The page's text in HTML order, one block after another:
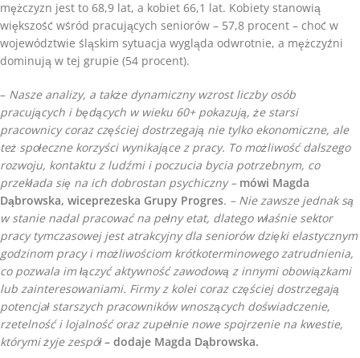
mężczyzn jest to 68,9 lat, a kobiet 66,1 lat. Kobiety stanowią
większość wśród pracujących seniorów – 57,8 procent – choć w
województwie śląskim sytuacja wygląda odwrotnie, a mężczyźni
dominują w tej grupie (54 procent).
– Nasze analizy, a także dynamiczny wzrost liczby osób
pracujących i będących w wieku 60+ pokazują, że starsi
pracownicy coraz częściej dostrzegają nie tylko ekonomiczne, ale
też społeczne korzyści wynikające z pracy. To możliwość dalszego
rozwoju, kontaktu z ludźmi i poczucia bycia potrzebnym, co
przekłada się na ich dobrostan psychiczny – mówi Magda
Dąbrowska, wiceprezeska Grupy Progres. – Nie zawsze jednak są
w stanie nadal pracować na pełny etat, dlatego właśnie sektor
pracy tymczasowej jest atrakcyjny dla seniorów dzięki elastycznym
godzinom pracy i możliwościom krótkoterminowego zatrudnienia,
co pozwala im łączyć aktywność zawodową z innymi obowiązkami
lub zainteresowaniami. Firmy z kolei coraz częściej dostrzegają
potencjał starszych pracowników wnoszących doświadczenie,
rzetelność i lojalność oraz zupełnie nowe spojrzenie na kwestie,
którymi żyje zespół– dodaje Magda Dąbrowska.